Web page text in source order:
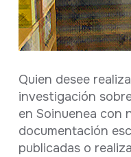
Quien desee
investigación
en Soinuenea con
documentación
publicadas o